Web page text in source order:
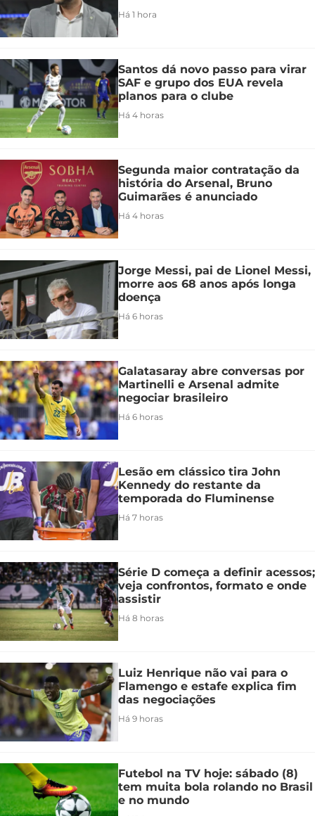
Há 1 hora
Santos dá novo passo para virar
SAF e grupo dos EUA revela
planos para o clube
Há 4 horas
Segunda maior contratação da
história do Arsenal, Bruno
Guimarães é anunciado
Há 4 horas
Jorge Messi, pai de Lionel Messi,
morre aos 68 anos após longa
doença
Há 6 horas
Galatasaray abre conversas por
Martinelli e Arsenal admite
negociar brasileiro
Há 6 horas
Lesão em clássico tira John
Kennedy do restante da
temporada do Fluminense
Há 7 horas
Série D começa a definir acessos;
veja confrontos, formato e onde
assistir
Há 8 horas
Luiz Henrique não vai para o
Flamengo e estafe explica fim
das negociações
Há 9 horas
Futebol na TV hoje: sábado (8)
tem muita bola rolando no Brasil
e no mundo